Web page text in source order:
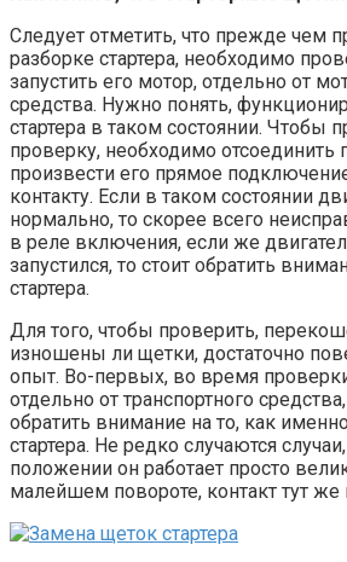
Следует отметить, что прежде чем
разборке стартера, необходимо
запустить его мотор, отдельно от
средства. Нужно понять,
стартера в таком состоянии. Чтобы
проверку, необходимо
произвести его прямое
контакту. Если в таком состоянии
нормально, то скорее всего
в реле включения, если же
запустился, то стоит обратить
стартера.
Для того, чтобы проверить,
изношены ли щетки, достаточно
опыт. Во-первых, во время
отдельно от транспортного
обратить внимание на то, как
стартера. Не редко случаются
положении он работает просто
малейшем повороте, контакт тут же